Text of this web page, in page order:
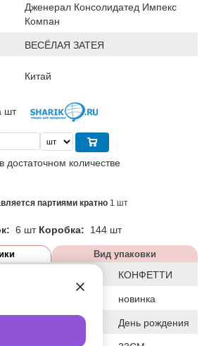
Дженерал Консолидатед Импекс
Компан
ВЕСЁЛАЯ ЗАТЕЯ
Китай
шт
в достаточном количестве
партиями кратно 1 шт
6 шт Коробка: 144 шт
Вид упаковки
КОНФЕТТИ
новинка
День рождения